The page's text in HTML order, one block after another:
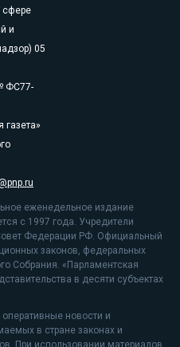
сфере
и
05
ФС77-
еженедельное издание
с 1997 года. Учредители
Федерации РФ. Официальный
законов, федеральных
Собрания. «Парламентская
в десяти субъектах
оперативные новости и
в стране законах и